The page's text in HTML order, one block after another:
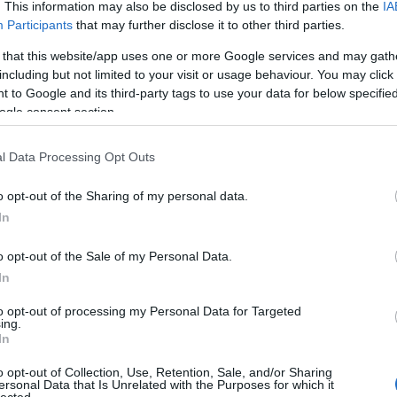
This information may also be disclosed by us to third parties on the
Participants that may further disclose it to other third parties.
that this website/app uses one or more Google services and may
but not limited to your visit or usage behaviour. You may
to Google and its third-party tags to use your data for below
consent section.
Data Processing Opt Outs
opt-out of the Sharing of my personal data.
opt-out of the Sale of my Personal Data.
opt-out of processing my Personal Data for Targeted
opt-out of Collection, Use, Retention, Sale, and/or Sharing
Data that Is Unrelated with the Purposes for which it
akik nyáron hajnalban locsolják a füves
törölközőiket a vendégek. A dolgozók munkája
azonban komoly szakmai tevékenység, amelynél a
zöldfelületet gondoznak, amely nem csak a strand,
is hozzájárul és ez felelősség.